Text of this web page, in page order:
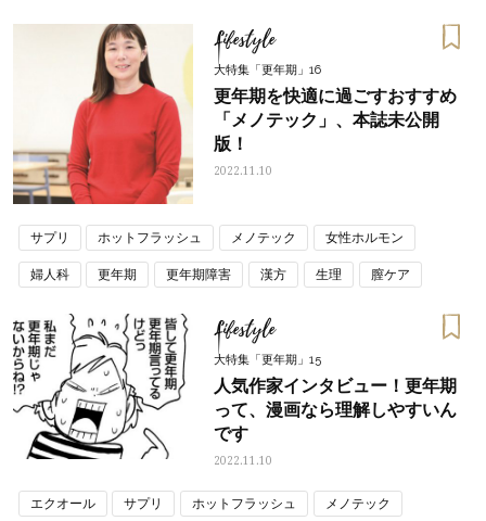
Lifestyle
大特集「更年期」16
更年期を快適に過ごすおすすめ
「メノテック」、本誌未公開
版！
2022.11.10
サプリ ホットフラッシュ メノテック 女性ホルモン
婦人科 更年期 更年期障害 漢方 生理 膣ケア
Lifestyle
大特集「更年期」15
人気作家インタビュー！更年期
って、漫画なら理解しやすいん
です
2022.11.10
エクオール サプリ ホットフラッシュ メノテック